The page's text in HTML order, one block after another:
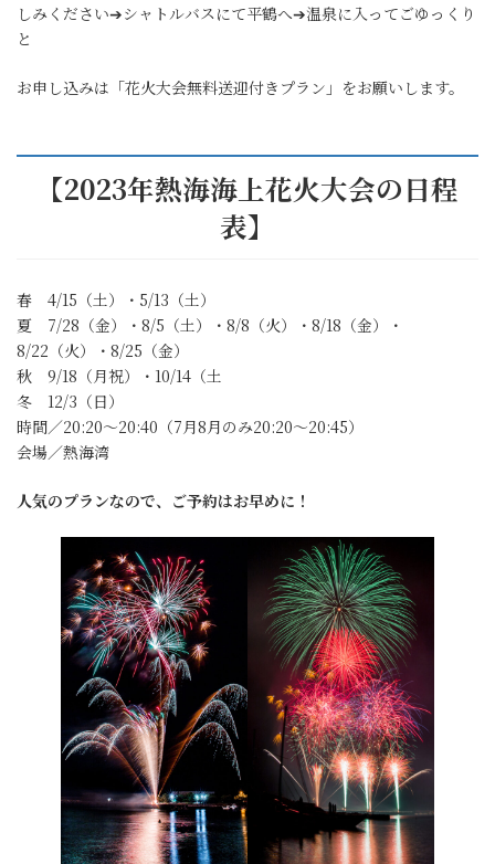
しみください➔シャトルバスにて平鶴へ➔温泉に入ってごゆっくり
と
お申し込みは「花火大会無料送迎付きプラン」をお願いします。
【2023年熱海海上花火大会の日程
表】
春 4/15（土）・5/13（土）
夏 7/28（金）・8/5（土）・8/8（火）・8/18（金）・
8/22（火）・8/25（金）
秋 9/18（月祝）・10/14（土
冬 12/3（日）
時間／20:20～20:40（7月8月のみ20:20～20:45）
会場／熱海湾
人気のプランなので、ご予約はお早めに！